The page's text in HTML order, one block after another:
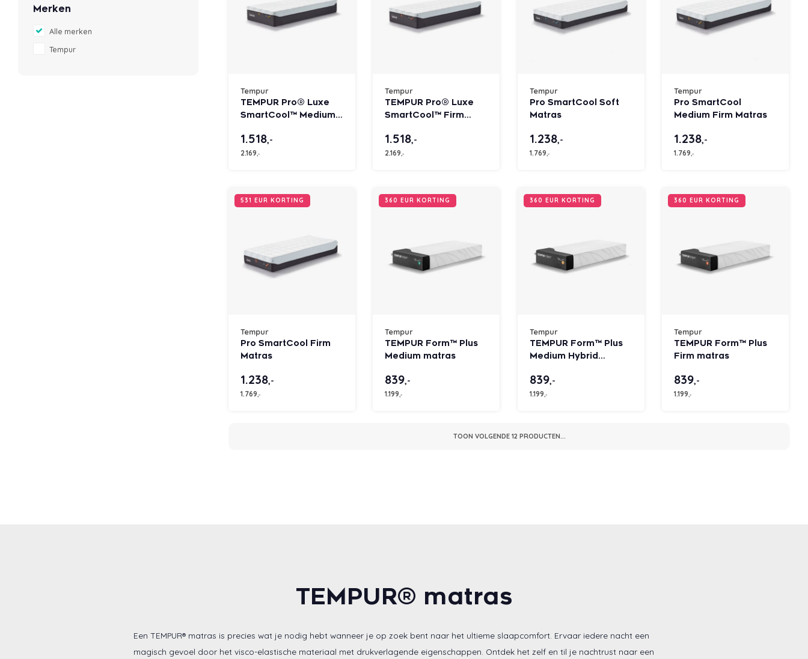
Merken
Alle merken
Tempur
Tempur
TEMPUR Pro® Luxe
SmartCool™ Medium
1.518,-
2.169 ,-
Tempur
TEMPUR Pro® Luxe
SmartCool™ Firm
1.518,-
2.169 ,-
Tempur
Pro SmartCool Soft
Matras
1.238,-
1.769 ,-
Tempur
Pro SmartCool
Medium Firm Matras
1.238,-
1.769 ,-
531 EUR KORTING
Tempur
Pro SmartCool Firm
Matras
1.238,-
1.769 ,-
360 EUR KORTING
Tempur
TEMPUR Form™ Plus
Medium matras
839,-
1.199 ,-
360 EUR KORTING
Tempur
TEMPUR Form™ Plus
Medium Hybrid
839,-
1.199 ,-
360 EUR KORTING
Tempur
TEMPUR Form™ Plus
Firm matras
839,-
1.199 ,-
TOON VOLGENDE 12 PRODUCTEN...
TEMPUR® matras
Een TEMPUR® matras is precies wat je nodig hebt wanneer je op zoek bent naar het ultieme slaapcomfort. Ervaar iedere nacht een
magisch gevoel door het visco-elastische materiaal met drukverlagende eigenschappen. Ontdek het zelf en til je nachtrust naar een